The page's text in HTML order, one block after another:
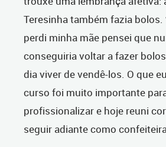
Teresinha também fazia bolos.
perdi minha mãe pensei que
conseguiria voltar a fazer
dia viver de vendê-los. O que
curso foi muito importante
profissionalizar e hoje reuni
seguir adiante como